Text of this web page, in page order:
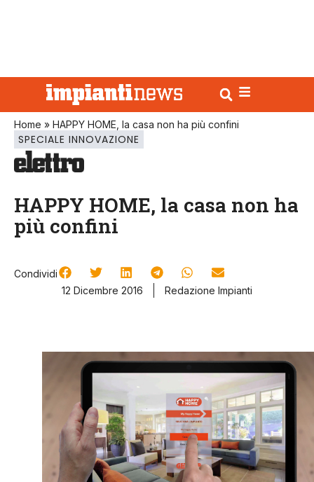
Home » HAPPY HOME, la casa non ha più confini
SPECIALE INNOVAZIONE
HAPPY HOME, la casa non ha
più confini
Condividi
12 Dicembre 2016
Redazione Impianti